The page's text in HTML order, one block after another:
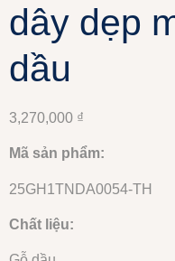
dây dẹp
dầu
3,270,000 ₫
Mã sản phẩm:
25GH1TNDA0054-TH
Chất liệu: